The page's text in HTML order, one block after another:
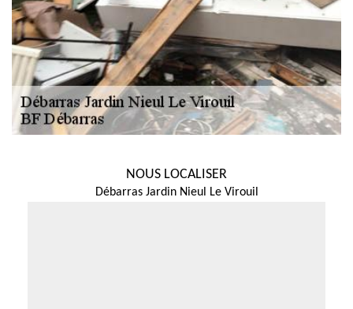
NOUS LOCALISER
Débarras Jardin Nieul Le Virouil